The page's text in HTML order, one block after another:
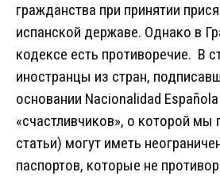
гражданства при принятии
испанской державе. Однако в
кодексе есть противоречие. В
иностранцы из стран,
основании Nacionalidad
«счастливчиков», о которой мы
статьи) могут иметь
паспортов, которые не